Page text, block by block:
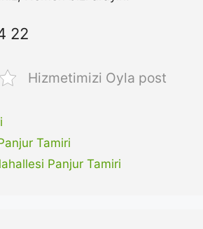
22
Hizmetimizi Oyla post
Tamiri
Panjur Tamiri